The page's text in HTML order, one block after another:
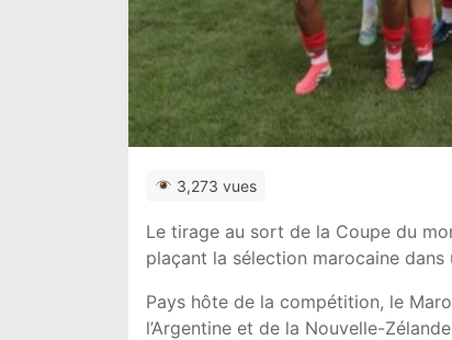
3,273 vues
Le tirage au sort de la Coupe du
plaçant la sélection marocaine
Pays hôte de la compétition, le
l’Argentine et de la Nouvelle-